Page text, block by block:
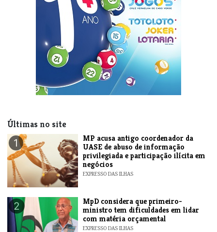
Últimas no site
1
MP acusa antigo coordenador da
UASE de abuso de informação
privilegiada e participação ilícita em
negócios
EXPRESSO DAS ILHAS
2
MpD considera que primeiro-
ministro tem dificuldades em lidar
com matéria orçamental
EXPRESSO DAS ILHAS